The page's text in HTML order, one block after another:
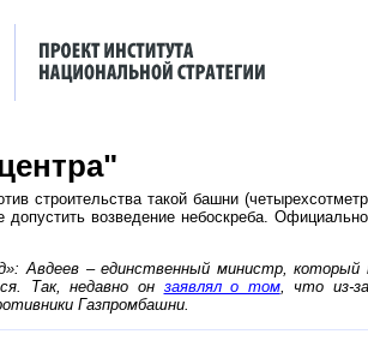
строительства такой башни
возведение небоскреба.
Авдеев – единственный министр,
Так, недавно он заявлял о том, что из-
Газпромбашни.